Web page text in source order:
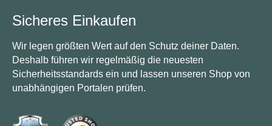
Sicheres Einkaufen
Wir legen größten Wert auf den Schutz deiner Daten.
Deshalb führen wir regelmäßig die neuesten
Sicherheitsstandards ein und lassen unseren Shop von
unabhängigen Portalen prüfen.